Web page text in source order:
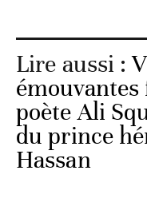
Lire aussi :
poète Ali
du prince
Hassan